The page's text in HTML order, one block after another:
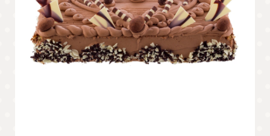
Contact
Vacatures